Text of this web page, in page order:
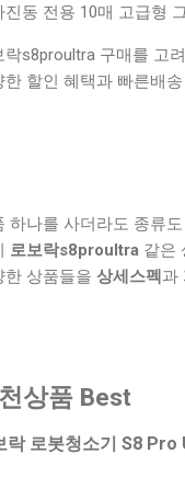
진동 전용 10매 고급형
락s8proultra 구매를 고
한 할인 혜택과 빠른배
하나를 사더라도 종류
로보락s8proultra 같은
한 상품들을 상세스펙 과
상품 Best
락 로봇청소기 S8